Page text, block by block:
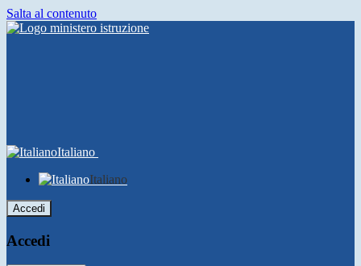
Salta al contenuto
Italiano
Italiano
Accedi
Accedi